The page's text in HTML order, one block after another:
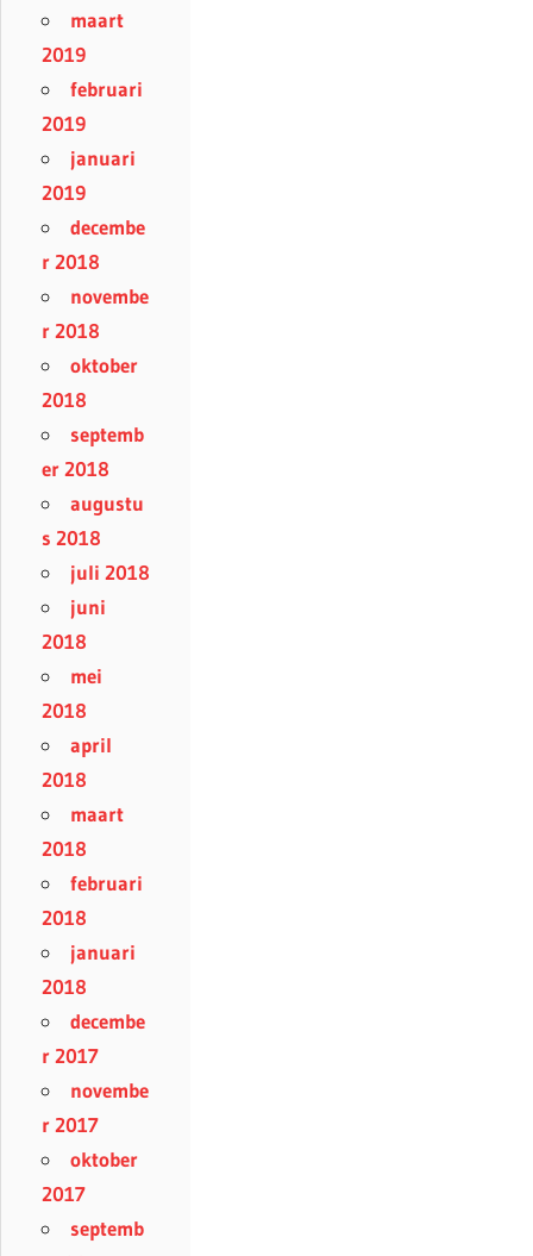
maart
2019
februari
2019
januari
2019
decembe
r 2018
novembe
r 2018
oktober
2018
septemb
er 2018
augustu
s 2018
juli 2018
juni
2018
mei
2018
april
2018
maart
2018
februari
2018
januari
2018
decembe
r 2017
novembe
r 2017
oktober
2017
septemb